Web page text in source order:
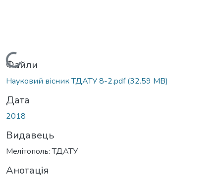
Вантажиться...
Файли
Науковий вісник ТДАТУ 8-2.pdf(32.59 MB)
Дата
2018
Видавець
Мелітополь: ТДАТУ
Анотація